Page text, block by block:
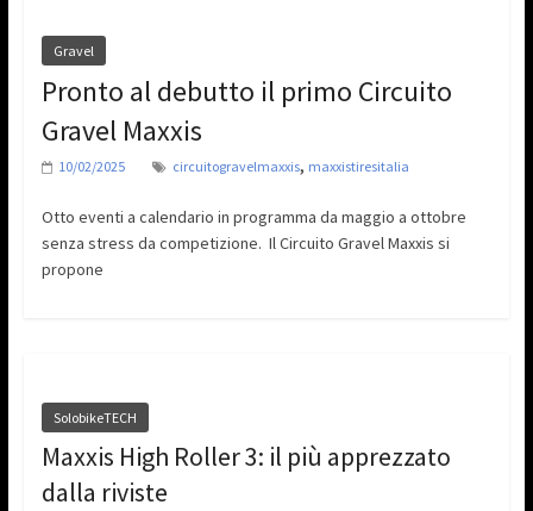
Gravel
Pronto al debutto il primo Circuito
Gravel Maxxis
10/02/2025 circuitogravelmaxxis, maxxistiresitalia
Otto eventi a calendario in programma da maggio a ottobre
senza stress da competizione. Il Circuito Gravel Maxxis si
propone
SolobikeTECH
Maxxis High Roller 3: il più apprezzato
dalla riviste